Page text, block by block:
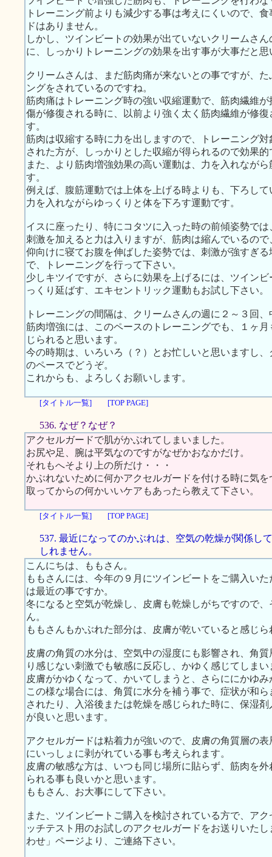
トレーニング前よりも減少する事は考えにくいので、
ドはありません。
しかし、ツインビートの効果が出ていないクリームさ
に、しっかりトレーニングの効果を出す事が大事だと思
クリームさんは、まだ筋肉痛が来ないとの事ですが、
ングをされているのですね。
筋肉痛はトレーニング時の強い収縮運動で、筋肉繊維
傷が修復される時に、以前より強く太く筋肉繊維が修
す。
筋肉は収縮する時に力を出しますので、トレーニング
された方が、しっかりとした収縮が得られるので効果的
また、より筋肉増強効果の高い運動は、力を入れなが
す。
例えば、腹筋運動では上体を上げる時よりも、下ろし
力を入れながらゆっくりと体を下ろす運動です。
イスに座ったり、特にコタツに入った時の前傾姿勢で
刺激を加えると力は入りますが、筋肉は縮んでいるの
仰向けに寝てお腹を伸ばした姿勢では、刺激が強すぎ
で、トレーニングを行って下さい。
少しキツイですが、さらに効果を上げるには、ツイン
っくり延ばす、エキセントリック運動もお試し下さい。
トレーニングの間隔は、クリームさんの週に２～３回
筋肉増強には、このペースのトレーニングでも、１ヶ
じられると思います。
今の時期は、いろいろ（？）とお忙しいと思いますし
のペースでどうぞ。
これからも、よろしくお願いします。
[タイトル一覧] [TOP PAGE]
536. なぜ？なぜ？
アクセルガードで肌がかぶれてしまいました。
お尻や足、腕は平気なのですがなぜかおなかだけ。
それもへそより上の所だけ・・・
かぶれないために何かアクセルガードを付ける時に気
取ってからの何かいいケアもあったら教えて下さい。
[タイトル一覧] [TOP PAGE]
537. 最近になってのかぶれは、空気の乾燥が関係し
しれません。
こんにちは、ももさん。
ももさんには、今年の９月にツインビートをご購入い
は最近の事ですか。
冬になると空気が乾燥し、皮膚も乾燥しがちですので
ん。
ももさんもかぶれた部分は、皮膚が乾いていると感じら
皮膚の角質の水分は、空気中の湿度にも影響され、角
り感じない刺激でも敏感に反応し、かゆく感じてしまい
皮膚がかゆくなって、かいてしまうと、さらににかゆ
この様な場合には、角質に水分を補う事で、症状が和
されたり、入浴後または乾燥を感じられた時に、保湿
が良いと思います。
アクセルガードは粘着力が強いので、皮膚の角質層の
にいっしょに剥がれている事も考えられます。
皮膚の敏感な方は、いつも同じ場所に貼らず、筋肉を
られる事も良いかと思います。
ももさん、お大事にして下さい。
また、ツインビートご購入を検討されている方で、ア
ッチテスト用のお試しのアクセルガードをお送りいた
わせ」ページより、ご連絡下さい。